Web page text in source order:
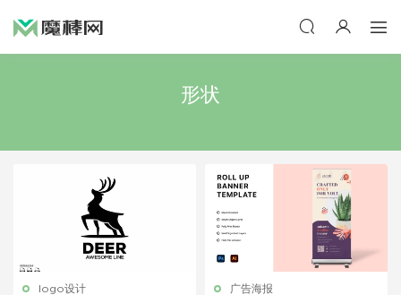
形状
logo设计 广告海报